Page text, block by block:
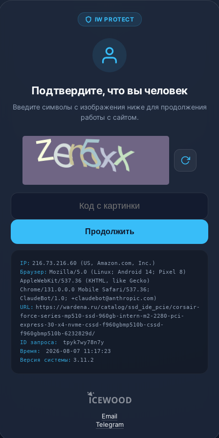
IW PROTECT
Подтвердите, что вы человек
Введите символы с изображения ниже для продолжения
работы с сайтом.
Продолжить
IP: 216.73.216.60 (US, Amazon.com, Inc.)
Браузер: Mozilla/5.0 (Linux; Android 14; Pixel 8)
AppleWebKit/537.36 (KHTML, like Gecko)
Chrome/131.0.0.0 Mobile Safari/537.36;
ClaudeBot/1.0; +claudebot@anthropic.com)
URL:
https://wardena.ru/catalog/ssd_ide_pcie/corsair-
force-series-mp510-ssd-960gb-intern-m2-2280-pci-
express-30-x4-nvme-cssd-f960gbmp510b-cssd-
f960gbmp510b-6232829d/
ID запроса:
tpyk7wy78n7y
Время:
2026-08-07 11:17:23
Версия системы: 3.11.2
Email
Telegram